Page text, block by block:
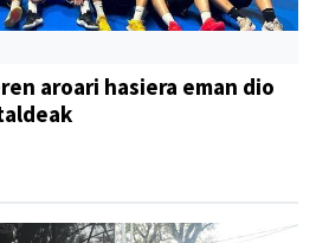
aroari hasiera eman dio